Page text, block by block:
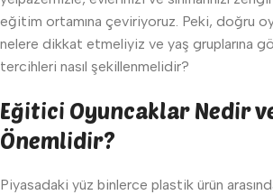
eğitim ortamına çeviriyoruz. Peki, doğru
nelere dikkat etmeliyiz ve yaş gruplarına
tercihleri nasıl şekillenmelidir?
Eğitici Oyuncaklar Nedir
Önemlidir?
Piyasadaki yüz binlerce plastik ürün